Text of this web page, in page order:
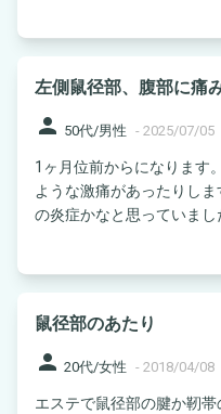
左側鼠径部、腹部に痛
person 50代/男性 - 2025/07/05
1ヶ月位前からになります
ような激痛があったりし
の炎症かなと思っていまし
鼠径部のあたり
person 20代/女性 - 2018/04/08
エステで鼠径部の腱か靭